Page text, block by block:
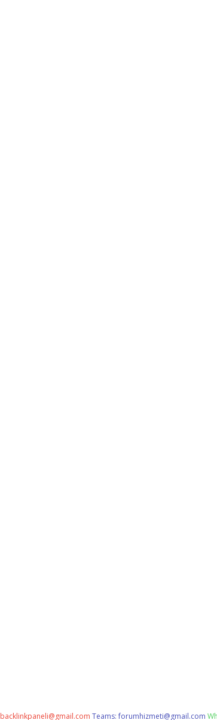
backlinkpaneli@gmail.com Teams:forumhizmeti@gmail.com